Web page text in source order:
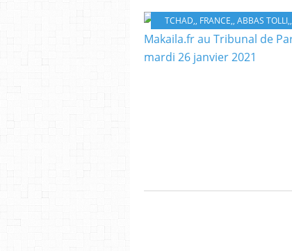
TCHAD,, FRANCE,, ABBAS TOLLI,,